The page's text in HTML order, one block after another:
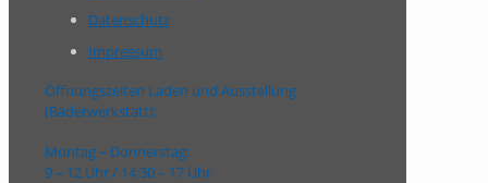
Datenschutz
Impressum
Öffnungszeiten Laden und Ausstellung
(Bäderwerkstatt):
Montag – Donnerstag:
9 – 12 Uhr / 14:30 – 17 Uhr